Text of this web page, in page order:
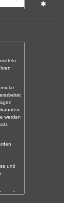
werden
und
auf